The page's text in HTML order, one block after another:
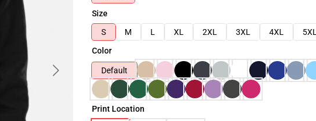
Size
S
M L XL 2XL 3XL 4XL
5XL
Color
Default
Print Location